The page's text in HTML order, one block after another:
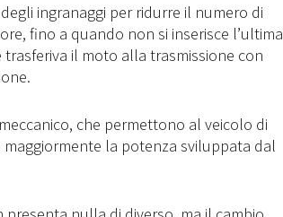
ingranaggi per ridurre il numero di
fino a quando non si inserisce l’ultima
il moto alla trasmissione con
che permettono al veicolo di
la potenza sviluppata dal